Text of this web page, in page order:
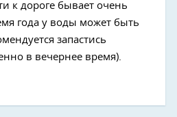
к дороге бывает очень
года у воды может быть
запастись
в вечернее время).